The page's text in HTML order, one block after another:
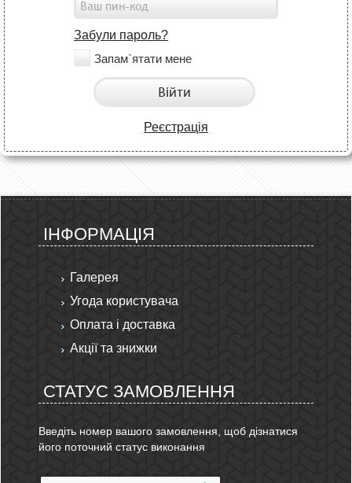
Забули пароль?
Запам`ятати мене
Війти
Реєстрація
ІНФОРМАЦІЯ
Галерея
Угода користувача
Оплата і доставка
Акції та знижки
СТАТУС ЗАМОВЛЕННЯ
Введіть номер вашого замовлення, щоб дізнатися
його поточний статус виконання